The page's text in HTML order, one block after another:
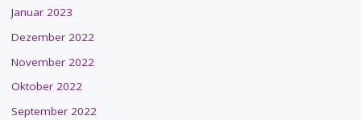
Januar 2023
Dezember 2022
November 2022
Oktober 2022
September 2022